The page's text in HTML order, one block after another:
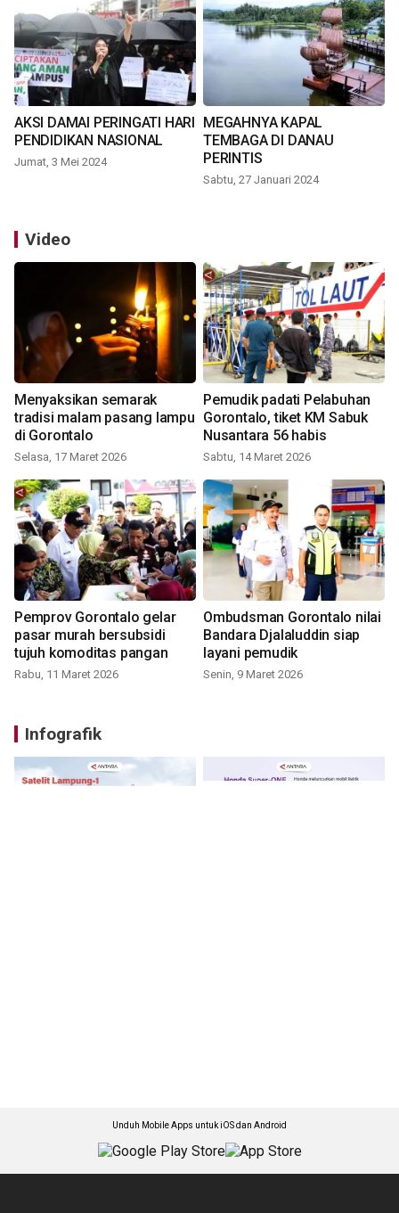
AKSI DAMAI PERINGATI HARI
PENDIDIKAN NASIONAL
Jumat, 3 Mei 2024
MEGAHNYA KAPAL
TEMBAGA DI DANAU
PERINTIS
Sabtu, 27 Januari 2024
Video
Menyaksikan semarak
tradisi malam pasang lampu
di Gorontalo
Selasa, 17 Maret 2026
Pemudik padati Pelabuhan
Gorontalo, tiket KM Sabuk
Nusantara 56 habis
Sabtu, 14 Maret 2026
Pemprov Gorontalo gelar
pasar murah bersubsidi
tujuh komoditas pangan
Rabu, 11 Maret 2026
Ombudsman Gorontalo nilai
Bandara Djalaluddin siap
layani pemudik
Senin, 9 Maret 2026
Infografik
Unduh Mobile Apps untuk iOS dan Android